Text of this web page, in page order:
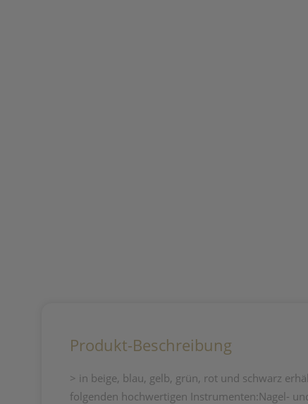
Produkt-Beschreibung
> in beige, blau, gelb, grün, rot und schwarz
folgenden hochwertigen Instrumenten:Nagel-